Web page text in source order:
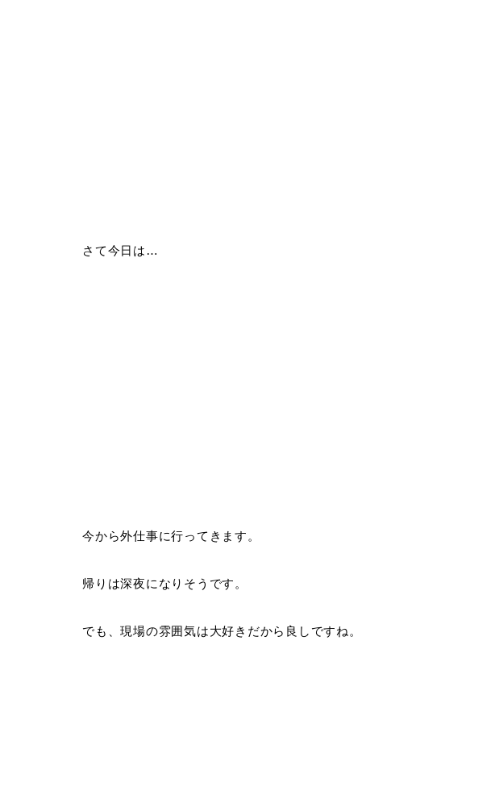
さて今日は…
今から外仕事に行ってきます。
帰りは深夜になりそうです。
でも、現場の雰囲気は大好きだから良しですね。